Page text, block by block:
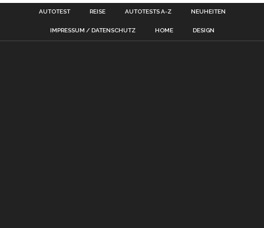
AUTOTEST REISE AUTOTESTS A-Z NEUHEITEN
IMPRESSUM / DATENSCHUTZ HOME DESIGN